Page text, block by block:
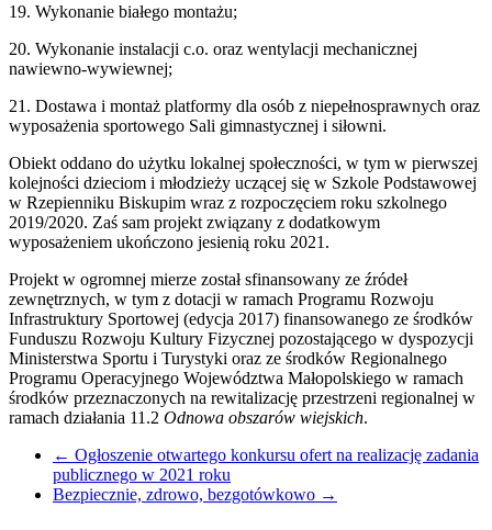
19. Wykonanie białego montażu;
20. Wykonanie instalacji c.o. oraz wentylacji mechanicznej
nawiewno-wywiewnej;
21. Dostawa i montaż platformy dla osób z niepełnosprawnych oraz
wyposażenia sportowego Sali gimnastycznej i siłowni.
Obiekt oddano do użytku lokalnej społeczności, w tym w pierwszej
kolejności dzieciom i młodzieży uczącej się w Szkole Podstawowej
w Rzepienniku Biskupim wraz z rozpoczęciem roku szkolnego
2019/2020. Zaś sam projekt związany z dodatkowym
wyposażeniem ukończono jesienią roku 2021.
Projekt w ogromnej mierze został sfinansowany ze źródeł
zewnętrznych, w tym z dotacji w ramach Programu Rozwoju
Infrastruktury Sportowej (edycja 2017) finansowanego ze środków
Funduszu Rozwoju Kultury Fizycznej pozostającego w dyspozycji
Ministerstwa Sportu i Turystyki oraz ze środków Regionalnego
Programu Operacyjnego Województwa Małopolskiego w ramach
środków przeznaczonych na rewitalizację przestrzeni regionalnej w
ramach działania 11.2 Odnowa obszarów wiejskich.
← Ogłoszenie otwartego konkursu ofert na realizację zadania
publicznego w 2021 roku
Bezpiecznie, zdrowo, bezgotówkowo →